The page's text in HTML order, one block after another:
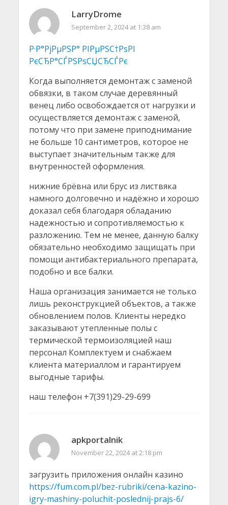
LarryDrome
September 2, 2024 at 1:38 am
Р·Р°РјРµРЅР° РІРµРЅС†РѕРІ
РєСЂР°СЃРЅРѕСЏСЂСЃРє
Когда выполняется демонтаж с заменой
обвязки, в таком случае деревянный
венец либо освобождается от нагрузки и
осуществляется демонтаж с заменой,
потому что при замене приподнимание
не больше 10 сантиметров, которое не
выступает значительным также для
внутренностей оформления.
нижние брёвна или брус из листвяка
намного долговечно и надёжно и хорошо
доказал себя благодаря обладанию
надежностью и сопротивляемостью к
разложению. Тем не менее, данную балку
обязательно необходимо защищать при
помощи антибактериального препарата,
подобно и все балки.
Наша организация занимается не только
лишь реконструкцией объектов, а также
обновлением полов. Клиенты нередко
заказывают утепленные полы с
термической термоизоляцией наш
персонал Комплектуем и снабжаем
клиента материаллом и гарантируем
выгодные тарифы.
наш телефон +7(391)29-29-699
apkportalnik
November 22, 2024 at 2:18 pm
загрузить приложения онлайн казино
https://fum.com.pl/bez-rubriki/cena-kazino-
igry-mashiny-poluchit-poslednij-prajs-6/